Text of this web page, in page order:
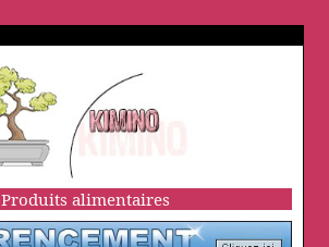
Produits alimentaires